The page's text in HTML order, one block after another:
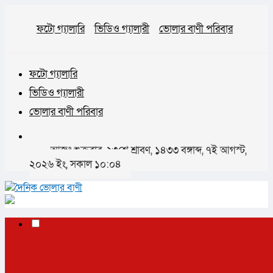
ফটো গ্যালারি ভিডিও গ্যালারী ভোলার বাণী পরিবার
ফটো গ্যালারি
ভিডিও গ্যালারী
ভোলার বাণী পরিবার
আজঃ শুক্রবার, ২৩শে শ্রাবণ, ১৪৩৩ বঙ্গাব্দ, ৭ই আগস্ট,
২০২৬ ইং, সকাল ১০:০৪
✕